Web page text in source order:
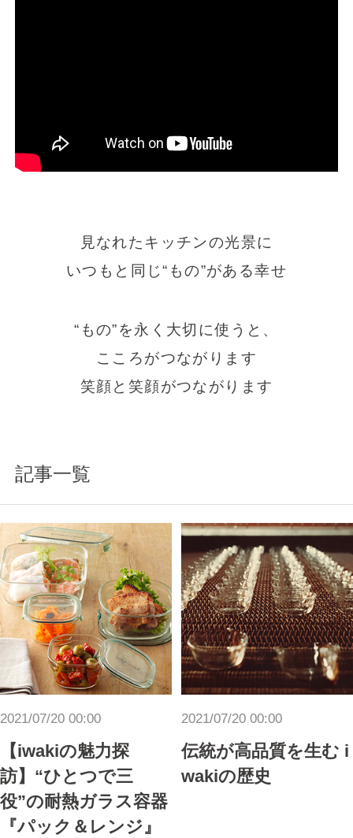
見なれたキッチンの光景に
いつもと同じ“もの”がある幸せ
“もの”を永く大切に使うと、
こころがつながります
笑顔と笑顔がつながります
記事一覧
2021/07/20 00:00
【iwakiの魅力探
訪】“ひとつで三
役”の耐熱ガラス容器
『パック＆レンジ』
2021/07/20 00:00
伝統が高品質を生む i
wakiの歴史